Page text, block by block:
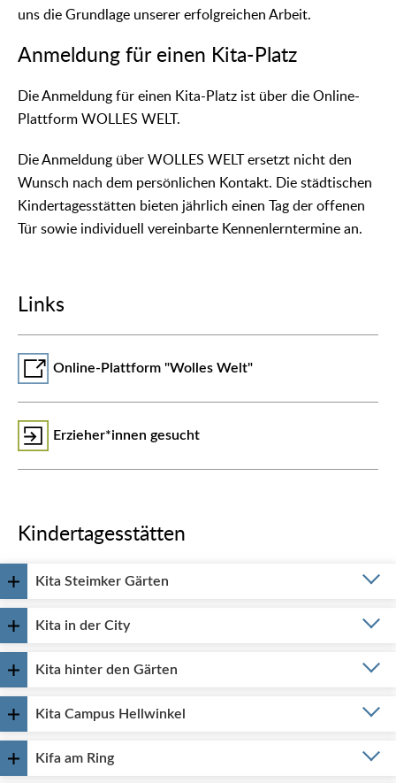
uns die Grundlage unserer erfolgreichen Arbeit.
Anmeldung für einen Kita-Platz
Die Anmeldung für einen Kita-Platz ist über die Online-
Plattform WOLLES WELT.
Die Anmeldung über WOLLES WELT ersetzt nicht den
Wunsch nach dem persönlichen Kontakt. Die städtischen
Kindertagesstätten bieten jährlich einen Tag der offenen
Tür sowie individuell vereinbarte Kennenlerntermine an.
Links
Online-Plattform "Wolles Welt"
Erzieher*innen gesucht
Kindertagesstätten
Kita Steimker Gärten
Kita in der City
Kita hinter den Gärten
Kita Campus Hellwinkel
Kifa am Ring